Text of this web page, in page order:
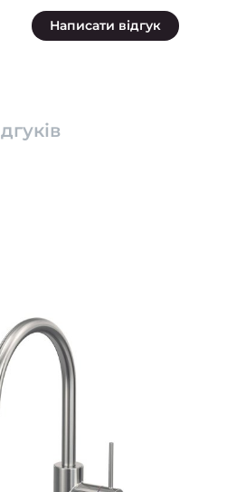
Написати відгук